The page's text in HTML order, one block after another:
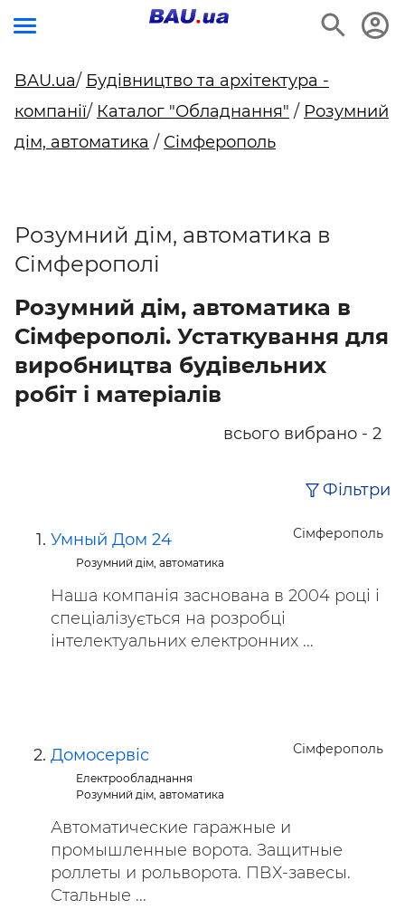
BAU.ua/ Будівництво та архітектура -
компанії/ Каталог "Обладнання" / Розумний
дім, автоматика / Сімферополь
Розумний дім, автоматика в
Сімферополі
Розумний дім, автоматика в
Сімферополі. Устаткування для
виробництва будівельних
робіт і матеріалів
всього вибрано - 2
Фільтри
Сімферополь
Умный Дом 24
Розумний дім, автоматика
Наша компанія заснована в 2004 році і
спеціалізується на розробці
інтелектуальних електронних ...
Сімферополь
Домосервіс
Електрообладнання
Розумний дім, автоматика
Автоматические гаражные и
промышленные ворота. Защитные
роллеты и рольворота. ПВХ-завесы.
Стальные ...